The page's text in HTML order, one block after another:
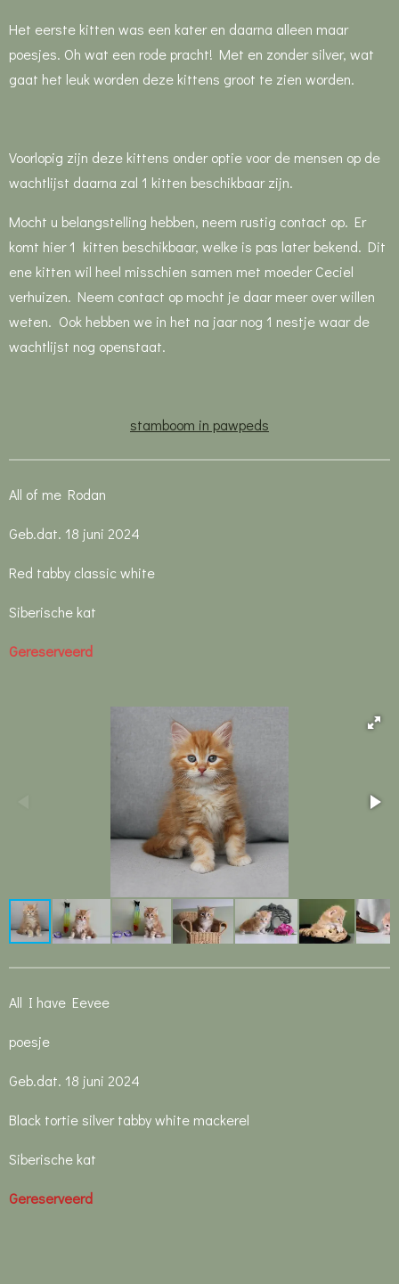
Het eerste kitten was een kater en daarna alleen maar
poesjes. Oh wat een rode pracht! Met en zonder silver, wat
gaat het leuk worden deze kittens groot te zien worden.
Voorlopig zijn deze kittens onder optie voor de mensen op de
wachtlijst daarna zal 1 kitten beschikbaar zijn.
Mocht u belangstelling hebben, neem rustig contact op. Er
komt hier 1 kitten beschikbaar, welke is pas later bekend. Dit
ene kitten wil heel misschien samen met moeder Ceciel
verhuizen. Neem contact op mocht je daar meer over willen
weten. Ook hebben we in het na jaar nog 1 nestje waar de
wachtlijst nog openstaat.
stamboom in pawpeds
All of me Rodan
Geb.dat. 18 juni 2024
Red tabby classic white
Siberische kat
Gereserveerd
All I have Eevee
poesje
Geb.dat. 18 juni 2024
Black tortie silver tabby white mackerel
Siberische kat
Gereserveerd